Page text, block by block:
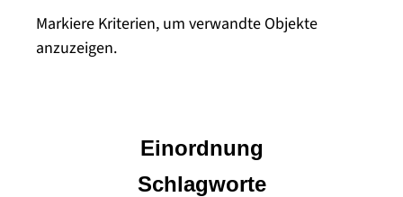
Markiere Kriterien, um verwandte Objekte
anzuzeigen.
Einordnung
Schlagworte